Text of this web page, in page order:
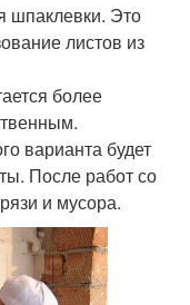
шпаклевки. Это
листов из
более
варианта будет
После работ со
и мусора.